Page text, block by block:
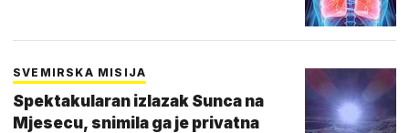
SVEMIRSKA MISIJA
Spektakularan izlazak Sunca na
Mjesecu, snimila ga je privatna